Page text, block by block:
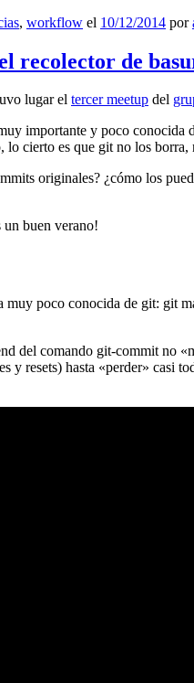
, workflow el 10/12/2014 por
recolector de
lugar el tercer meetup del
importante y poco
cierto es que git no los
originales? ¿cómo los
un buen verano!
poco conocida de git: git
del comando git-commit no
y resets) hasta «perder»